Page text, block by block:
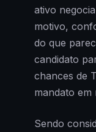
ativo
motivo,
do que
candidato
chances de
mandato em
Sendo